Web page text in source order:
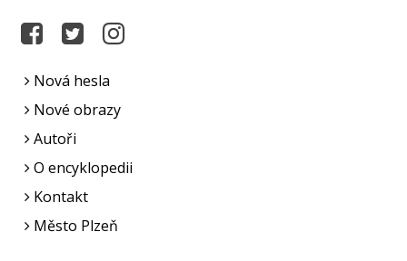
Nová hesla
Nové obrazy
Autoři
O encyklopedii
Kontakt
Město Plzeň